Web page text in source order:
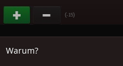
(-15)
Warum?